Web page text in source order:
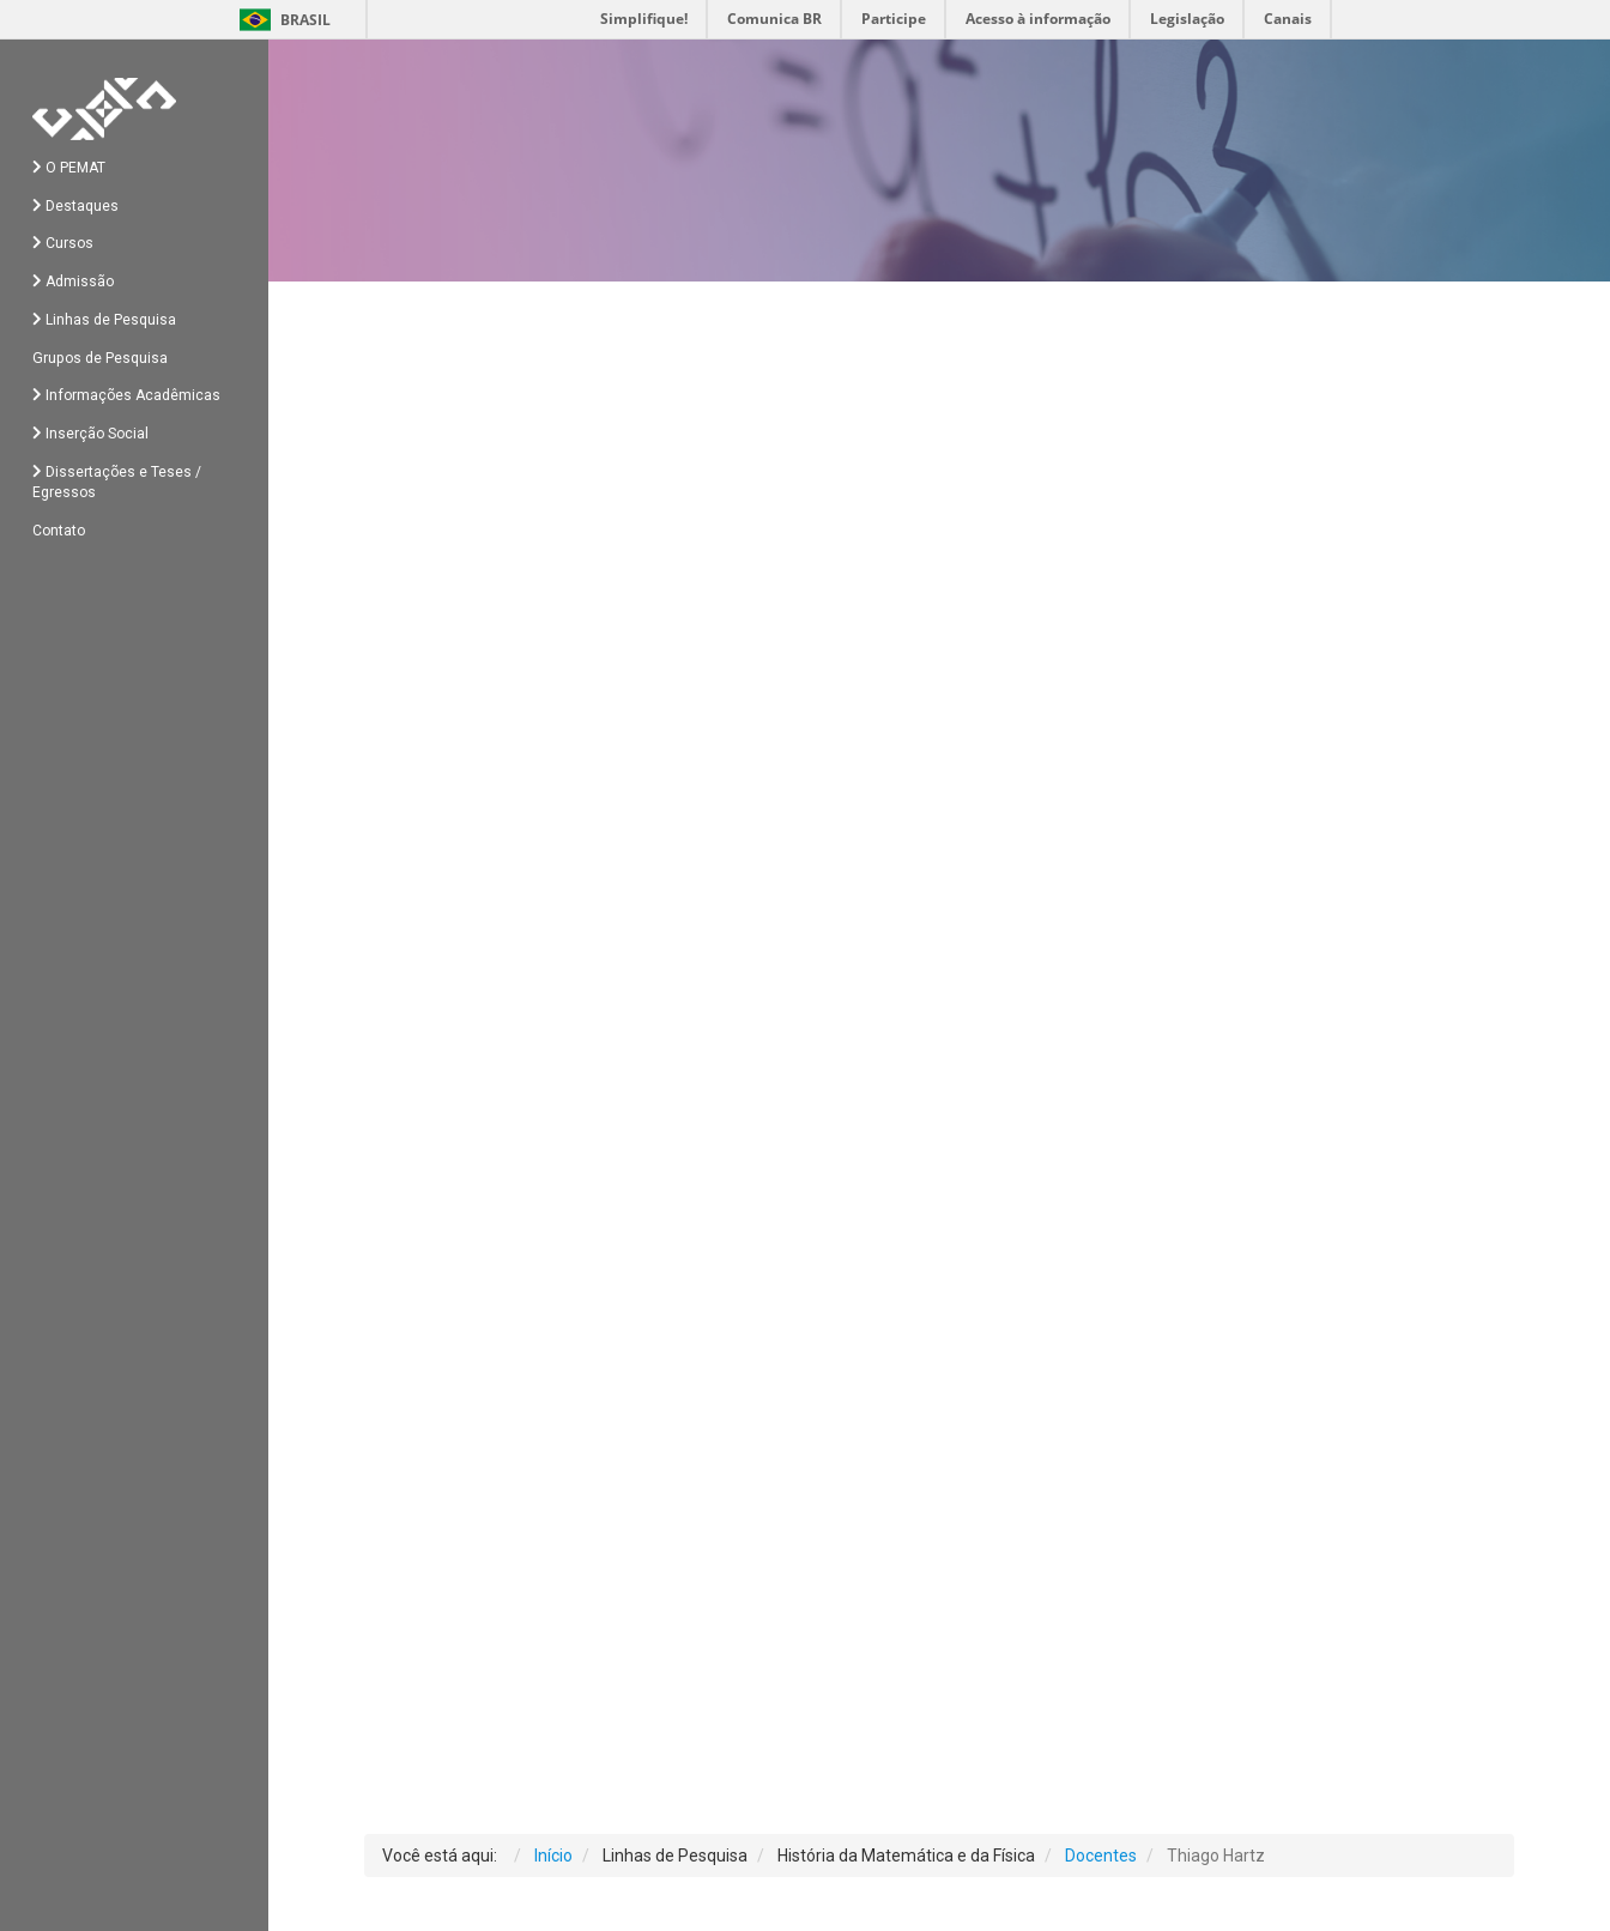
BRASIL Simplifique! Comunica BR Participe Acesso à informação Legislação Canais
O PEMAT
Destaques
Cursos
Admissão
Linhas de Pesquisa
Grupos de Pesquisa
Informações Acadêmicas
Inserção Social
Dissertações e Teses /
Egressos
Contato
Você está aqui: Início Linhas de Pesquisa História da Matemática e da Física Docentes Thiago Hartz